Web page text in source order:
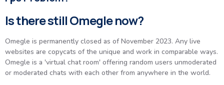
Is there still Omegle now?
Omegle is permanently closed as of November 2023. Any live
websites are copycats of the unique and work in comparable ways.
Omegle is a 'virtual chat room' offering random users unmoderated
or moderated chats with each other from anywhere in the world.